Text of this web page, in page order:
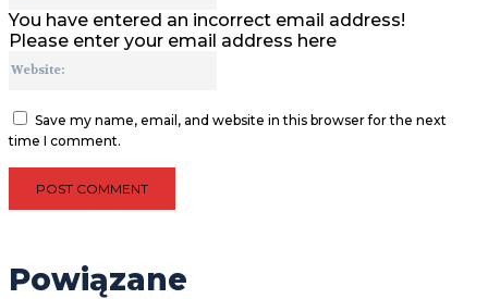
You have entered an incorrect email address!
Please enter your email address here
Save my name, email, and website in this browser for the next
time I comment.
Powiązane